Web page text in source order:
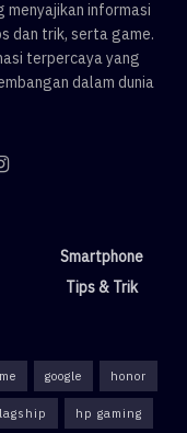
informasi
dan trik, serta game.
terpercaya yang
dalam dunia
Smartphone
Tips & Trik
google honor
hp gaming